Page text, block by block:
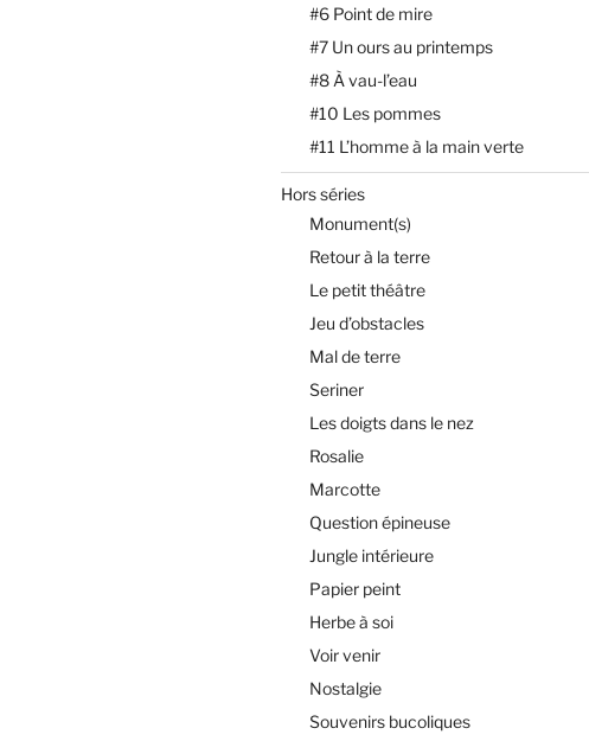
#6 Point de mire
#7 Un ours au printemps
#8 À vau-l’eau
#10 Les pommes
#11 L’homme à la main verte
Hors séries
Monument(s)
Retour à la terre
Le petit théâtre
Jeu d’obstacles
Mal de terre
Seriner
Les doigts dans le nez
Rosalie
Marcotte
Question épineuse
Jungle intérieure
Papier peint
Herbe à soi
Voir venir
Nostalgie
Souvenirs bucoliques